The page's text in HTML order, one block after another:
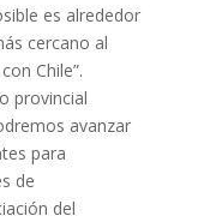
es alrededor
cercano al
Chile”.
provincial
avanzar
para
de
del